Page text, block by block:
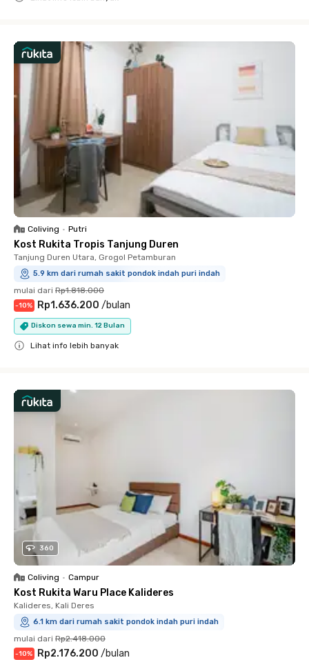
Coliving • Putri
Kost Rukita Tropis Tanjung Duren
Tanjung Duren Utara, Grogol Petamburan
5.9 km dari rumah sakit pondok indah puri indah
mulai dari Rp1.818.000
-10% Rp1.636.200 /bulan
Diskon sewa min. 12 Bulan
Lihat info lebih banyak
360
Coliving • Campur
Kost Rukita Waru Place Kalideres
Kalideres, Kali Deres
6.1 km dari rumah sakit pondok indah puri indah
mulai dari Rp2.418.000
-10% Rp2.176.200 /bulan